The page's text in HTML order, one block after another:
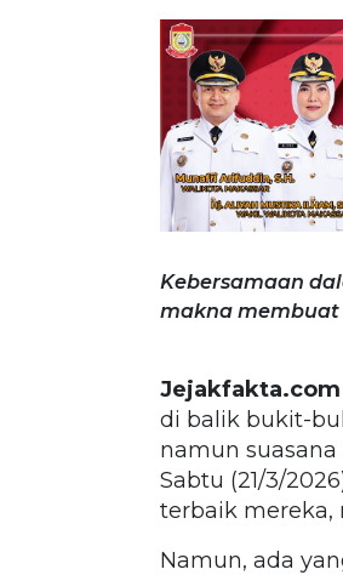
Kebersamaan
makna membuat
Jejakfakta.com
di balik bukit-
namun
Sabtu (21/3/
terbaik mereka,
Namun, ada